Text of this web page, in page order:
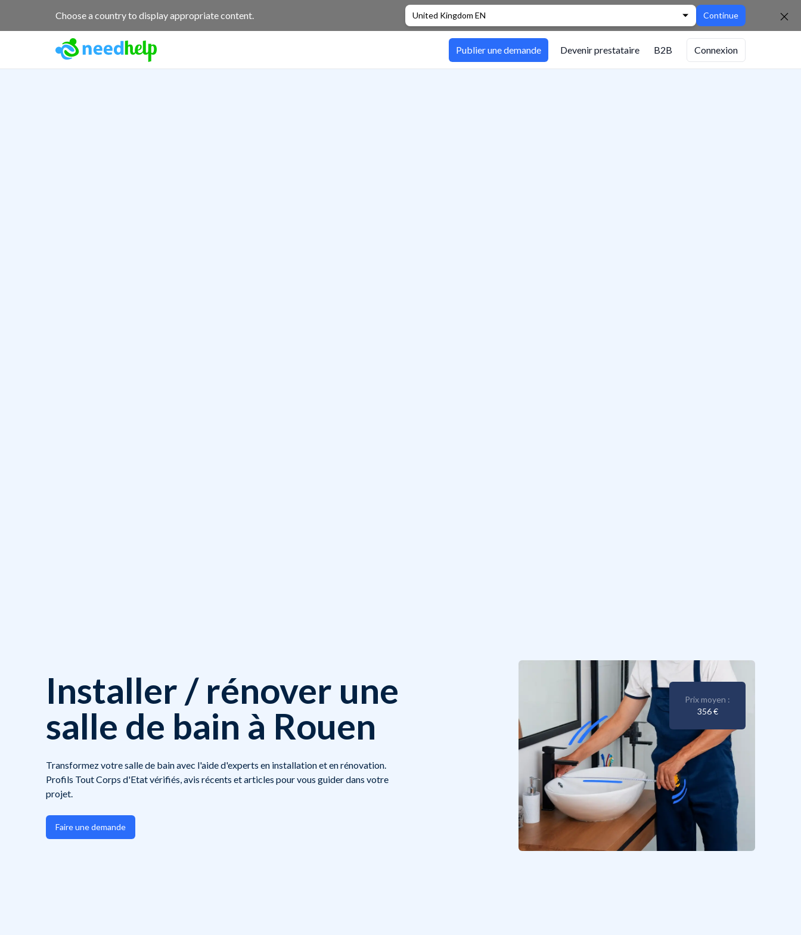
Choose a country to display appropriate content. United Kingdom EN Continue
Publier une demande Devenir prestataire B2B Connexion
Installer / rénover une
salle de bain à Rouen
Transformez votre salle de bain avec l'aide d'experts en installation et en rénovation.
Profils Tout Corps d'Etat vérifiés, avis récents et articles pour vous guider dans votre
projet.
Faire une demande
Prix moyen :
356 €